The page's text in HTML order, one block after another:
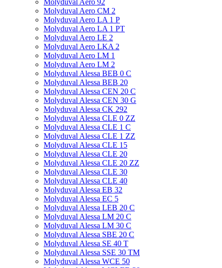
Molyduval Aero 92
Molyduval Aero CM 2
Molyduval Aero LA 1 P
Molyduval Aero LA 1 PT
Molyduval Aero LE 2
Molyduval Aero LKA 2
Molyduval Aero LM 1
Molyduval Aero LM 2
Molyduval Alessa BEB 0 C
Molyduval Alessa BEB 20
Molyduval Alessa CEN 20 C
Molyduval Alessa CEN 30 G
Molyduval Alessa CK 292
Molyduval Alessa CLE 0 ZZ
Molyduval Alessa CLE 1 C
Molyduval Alessa CLE 1 ZZ
Molyduval Alessa CLE 15
Molyduval Alessa CLE 20
Molyduval Alessa CLE 20 ZZ
Molyduval Alessa CLE 30
Molyduval Alessa CLE 40
Molyduval Alessa EB 32
Molyduval Alessa EC 5
Molyduval Alessa LEB 20 C
Molyduval Alessa LM 20 C
Molyduval Alessa LM 30 C
Molyduval Alessa SBE 20 C
Molyduval Alessa SE 40 T
Molyduval Alessa SSE 30 TM
Molyduval Alessa WCE 50